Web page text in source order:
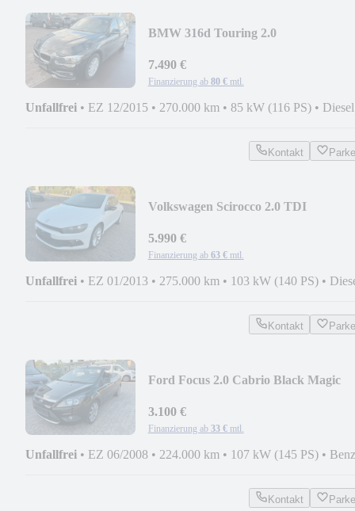
BMW 316d Touring 2.0
7.490 €
Finanzierung ab 80 € mtl.
Unfallfrei • EZ 12/2015 • 270.000 km • 85 kW (116 PS) • Diesel
Kontakt
Volkswagen Scirocco 2.0 TDI
NEU+8REIFEN+NAVI
5.990 €
Finanzierung ab 63 € mtl.
Unfallfrei • EZ 01/2013 • 275.000 km • 103 kW (140 PS) •
Kontakt
Ford Focus 2.0 Cabrio Black Magic
3.100 €
Finanzierung ab 33 € mtl.
Unfallfrei • EZ 06/2008 • 224.000 km • 107 kW (145 PS) •
Kontakt